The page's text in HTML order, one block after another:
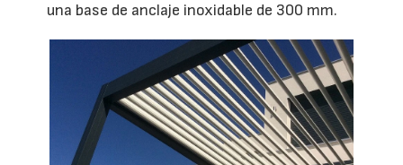
una base de anclaje inoxidable de 300 mm.